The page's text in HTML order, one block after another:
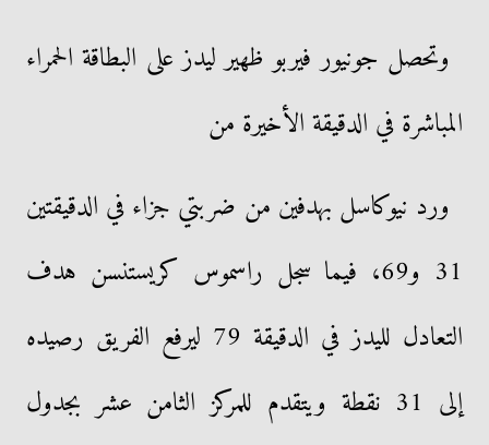
وتحصل جونيور فيربو ظهير ليدز على البطاقة الحمراء
المباشرة في الدقيقة الأخيرة من
ورد نيوكاسل بهدفين من ضربتي جزاء في الدقيقتين
31 و69، فيما سجل راسموس كريستنسن هدف
التعادل لليدز في الدقيقة 79 ليرفع الفريق رصيده
إلى 31 نقطة ويتقدم للمركز الثامن عشر بجدول